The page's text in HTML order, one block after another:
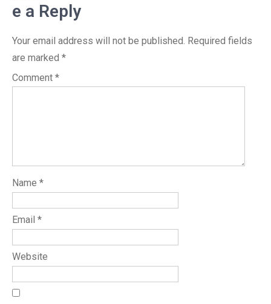
e a Reply
Your email address will not be published. Required fields
are marked *
Comment *
Name *
Email *
Website